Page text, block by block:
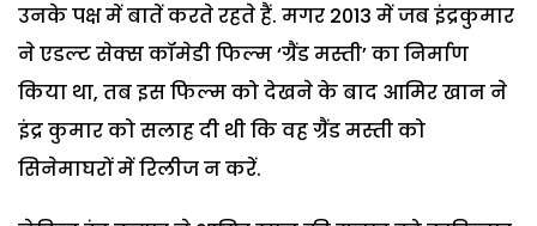
उनके पक्ष में बातें करते रहते हैं. मगर 2013 में जब इंद्रकुमार
ने एडल्ट सेक्स कॉमेडी फिल्म ‘ग्रैंड मस्ती’ का निर्माण
किया था, तब इस फिल्म को देखने के बाद आमिर खान ने
इंद्र कुमार को सलाह दी थी कि वह ग्रैंड मस्ती को
सिनेमाघरों में रिलीज न करें.